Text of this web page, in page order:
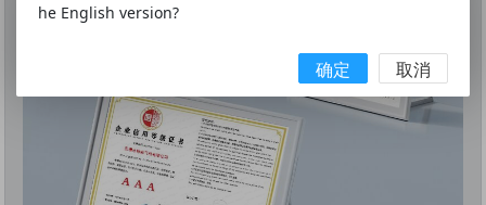
he English version?
确定 取消